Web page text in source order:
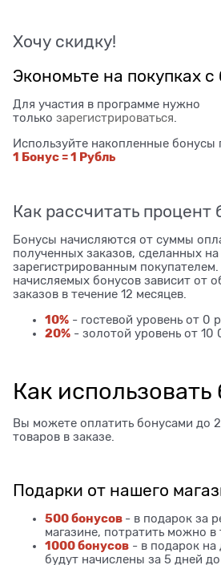
Хочу скидку!
Экономьте на покупках
Для участия в программе нужно
только зарегистрироваться
Используйте накопленные бонусы
1 Бонус = 1 Рубль
Как рассчитать процент
Бонусы начисляются от суммы
полученных заказов, сделанных на
зарегистрированным
начисляемых бонусов зависит от
заказов в течение 12 месяцев.
10% - гостевой уровень от 0
20% - золотой уровень от 10
Как
Вы можете оплатить бонусами до
товаров в заказе.
Подарки от нашего
500 бонусов - в подарок за
магазине, потратить можно в
1000 бонусов - в подарок на
будут начислены за 5 дней